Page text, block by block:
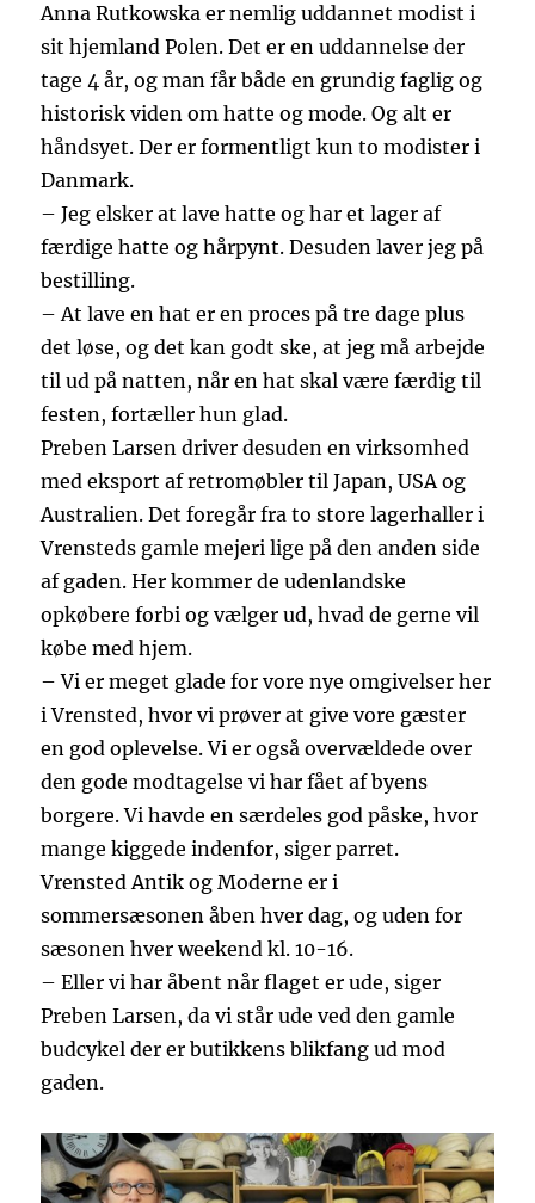
Anna Rutkowska er nemlig uddannet modist i
sit hjemland Polen. Det er en uddannelse der
tage 4 år, og man får både en grundig faglig og
historisk viden om hatte og mode. Og alt er
håndsyet. Der er formentligt kun to modister i
Danmark.
– Jeg elsker at lave hatte og har et lager af
færdige hatte og hårpynt. Desuden laver jeg på
bestilling.
– At lave en hat er en proces på tre dage plus
det løse, og det kan godt ske, at jeg må arbejde
til ud på natten, når en hat skal være færdig til
festen, fortæller hun glad.
Preben Larsen driver desuden en virksomhed
med eksport af retromøbler til Japan, USA og
Australien. Det foregår fra to store lagerhaller i
Vrensteds gamle mejeri lige på den anden side
af gaden. Her kommer de udenlandske
opkøbere forbi og vælger ud, hvad de gerne vil
købe med hjem.
– Vi er meget glade for vore nye omgivelser her
i Vrensted, hvor vi prøver at give vore gæster
en god oplevelse. Vi er også overvældede over
den gode modtagelse vi har fået af byens
borgere. Vi havde en særdeles god påske, hvor
mange kiggede indenfor, siger parret.
Vrensted Antik og Moderne er i
sommersæsonen åben hver dag, og uden for
sæsonen hver weekend kl. 10-16.
– Eller vi har åbent når flaget er ude, siger
Preben Larsen, da vi står ude ved den gamle
budcykel der er butikkens blikfang ud mod
gaden.